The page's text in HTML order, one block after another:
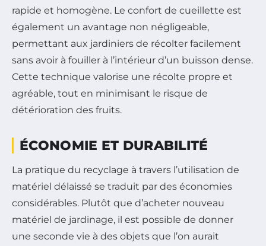
rapide et homogène. Le confort de cueillette est
également un avantage non négligeable,
permettant aux jardiniers de récolter facilement
sans avoir à fouiller à l’intérieur d’un buisson dense.
Cette technique valorise une récolte propre et
agréable, tout en minimisant le risque de
détérioration des fruits.
ÉCONOMIE ET DURABILITÉ
La pratique du recyclage à travers l’utilisation de
matériel délaissé se traduit par des économies
considérables. Plutôt que d’acheter nouveau
matériel de jardinage, il est possible de donner
une seconde vie à des objets que l’on aurait